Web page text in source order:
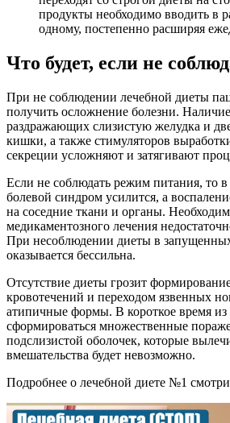
продукты необходимо вводить в
одному, постепенно расширяя
Что будет, если не
При не соблюдении лечебной диеты
получить осложнение болезни.
раздражающих слизистую желудка и
кишки, а также стимуляторов
секреции усложняют и затягивают
Если не соблюдать режим питания, то
болевой синдром усилится, а
на соседние ткани и органы.
медикаментозного лечения
При несоблюдении диеты в
оказывается бессильна.
Отсутствие диеты грозит
кровотечений и переходом язвенных
атипичные формы. В короткое время
сформироваться множественные
подслизистой оболочек, которые
вмешательства будет невозможно.
Подробнее о лечебной диете №1